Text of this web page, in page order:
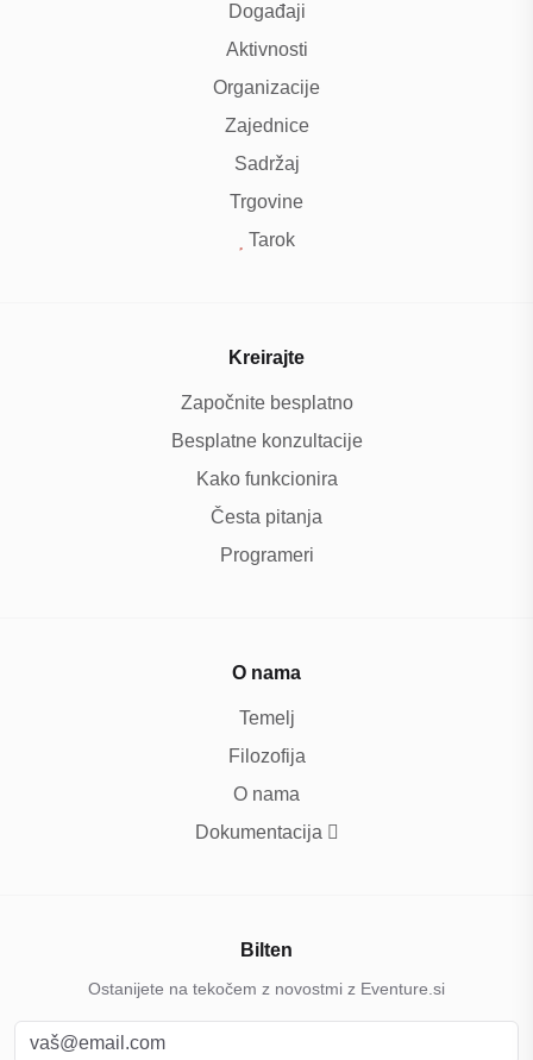
Događaji
Aktivnosti
Organizacije
Zajednice
Sadržaj
Trgovine
Tarok
Kreirajte
Započnite besplatno
Besplatne konzultacije
Kako funkcionira
Česta pitanja
Programeri
O nama
Temelj
Filozofija
O nama
Dokumentacija
Bilten
Ostanijete na tekočem z novostmi z Eventure.si